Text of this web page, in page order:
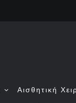
Αισθητική